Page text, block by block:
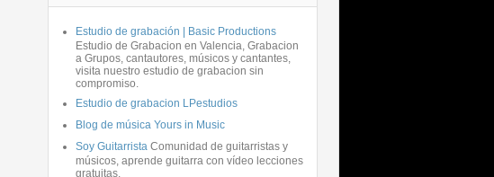
Estudio de grabación | Basic Productions
Estudio de Grabacion en Valencia, Grabacion
a Grupos, cantautores, músicos y cantantes,
visita nuestro estudio de grabacion sin
compromiso.
Estudio de grabacion LPestudios
Blog de música Yours in Music
Soy Guitarrista Comunidad de guitarristas y
músicos, aprende guitarra con vídeo lecciones
gratuitas.